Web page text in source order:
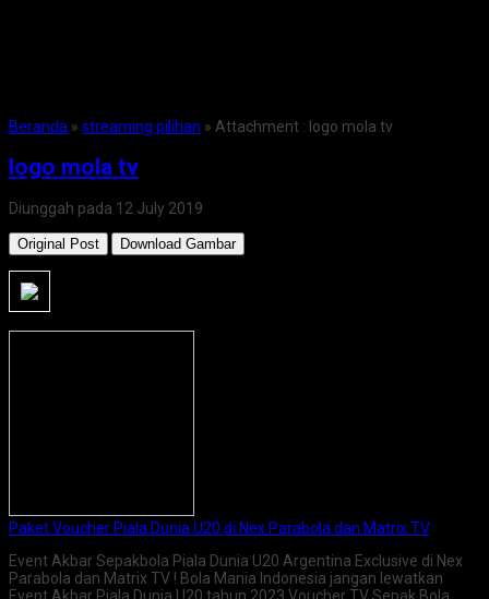
Beranda » streaming pilihan » Attachment : logo mola tv
logo mola tv
Diunggah pada 12 July 2019
Original Post Download Gambar
Paket Voucher Piala Dunia U20 di Nex Parabola dan Matrix TV
Event Akbar Sepakbola Piala Dunia U20 Argentina Exclusive di Nex
Parabola dan Matrix TV ! Bola Mania Indonesia jangan lewatkan